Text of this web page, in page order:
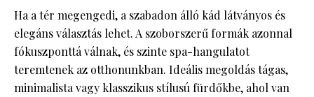
Ha a tér megengedi, a szabadon álló kád látványos és
elegáns választás lehet. A szoborszerű formák azonnal
fókuszponttá válnak, és szinte spa-hangulatot
teremtenek az otthonunkban. Ideális megoldás tágas,
minimalista vagy klasszikus stílusú fürdőkbe, ahol van